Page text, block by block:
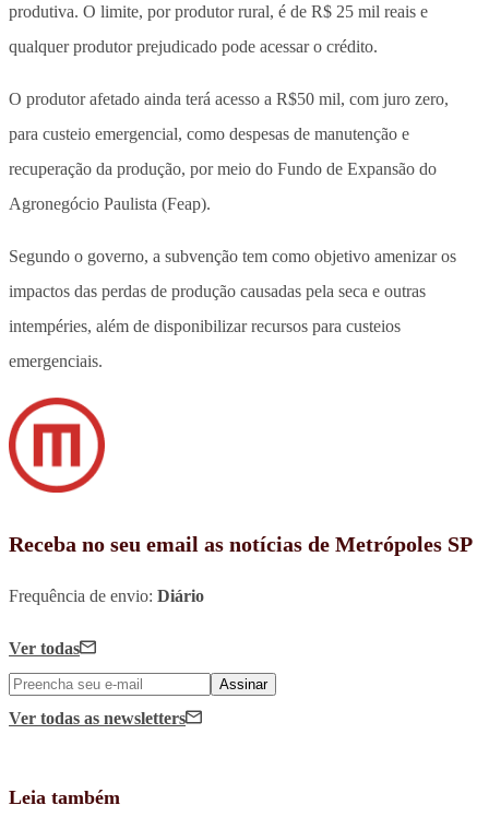
produtiva. O limite, por produtor rural, é de R$ 25 mil reais e
qualquer produtor prejudicado pode acessar o crédito.
O produtor afetado ainda terá acesso a R$50 mil, com juro zero,
para custeio emergencial, como despesas de manutenção e
recuperação da produção, por meio do Fundo de Expansão do
Agronegócio Paulista (Feap).
Segundo o governo, a subvenção tem como objetivo amenizar os
impactos das perdas de produção causadas pela seca e outras
intempéries, além de disponibilizar recursos para custeios
emergenciais.
Receba no seu email as notícias de Metrópoles SP
Frequência de envio: Diário
Ver todas
Assinar
Ver todas as newsletters
Leia também